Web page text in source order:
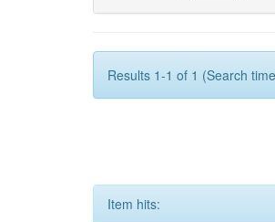
Results 1-1 of 1 (Search
Item hits: